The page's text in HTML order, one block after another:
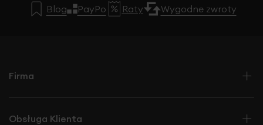
Blog PayPo Raty Wygodne zwroty
Firma
Obsługa Klienta